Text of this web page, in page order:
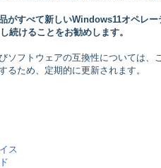
がすべて新しいWindows11オペレ
続けることをお勧めします。
ソフトウェアの互換性については
るため、定期的に更新されます。
ス